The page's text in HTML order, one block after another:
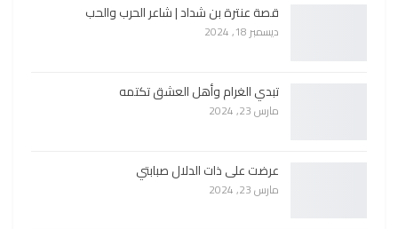
قصة عنترة بن شداد | شاعر الحرب والحب
ديسمبر 18, 2024
تبدي الغرام وأهل العشق تكتمه
مارس 23, 2024
عرضت على ذات الدلال صبابتي
مارس 23, 2024